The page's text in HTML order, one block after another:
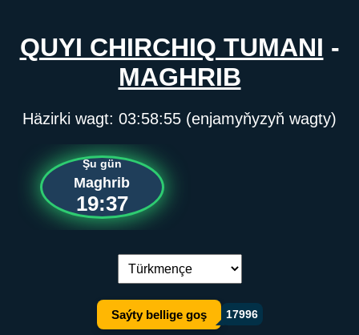
QUYI CHIRCHIQ TUMANI -
MAGHRIB
Häzirki wagt: 03:58:55 (enjamyňyzyň wagty)
Şu gün
Maghrib
19:37
Dil çalşyryş:
Saýty bellige goş 17996